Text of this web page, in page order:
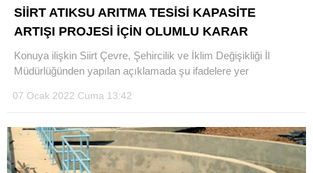
Facebook
NÖBETÇI ECZANELER
SİİRT ATIKSU ARITMA TESİSİ KAPASİTE
ARTIŞI PROJESİ İÇİN OLUMLU KARAR
Konuya ilişkin Siirt Çevre, Şehircilik ve İklim Değişikliği İl
Müdürlüğünden yapılan açıklamada şu ifadelere yer
07 Ocak 2022 Cuma 13:42